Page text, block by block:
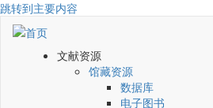
跳转到主要内容
文献资源
馆藏资源
数据库
电子图书